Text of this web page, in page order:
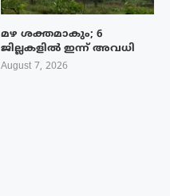
മഴ ശക്തമാകും; 6
ജില്ലകളിൽ ഇന്ന് അവധി
August 7, 2026